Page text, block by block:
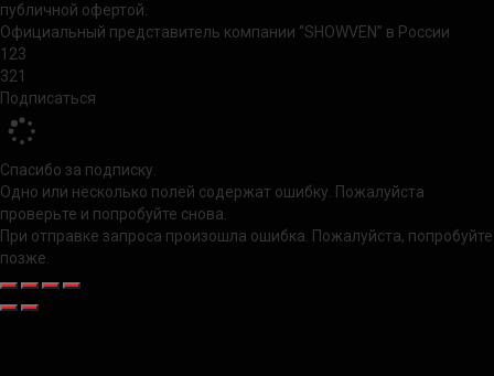
публичной офертой.
Официальный представитель компании “SHOWVEN” в России
123
321
Подписаться
Спасибо за подписку.
Одно или несколько полей содержат ошибку. Пожалуйста
проверьте и попробуйте снова.
При отправке запроса произошла ошибка. Пожалуйста, попробуйте
позже.